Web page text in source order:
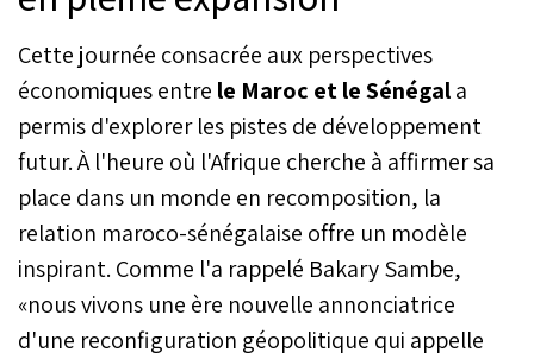
Cette journée consacrée aux perspectives
économiques entre le Maroc et le Sénégala
permis d'explorer les pistes de développement
futur. À l'heure où l'Afrique cherche à affirmer sa
place dans un monde en recomposition, la
relation maroco-sénégalaise offre un modèle
inspirant. Comme l'a rappelé Bakary Sambe,
«nous vivons une ère nouvelle annonciatrice
d'une reconfiguration géopolitique qui appelle